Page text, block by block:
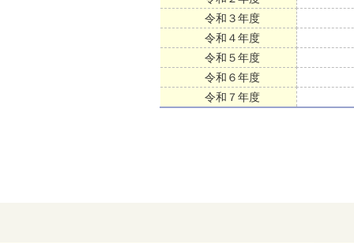
令和３年度
令和４年度
令和５年度
令和６年度
令和７年度